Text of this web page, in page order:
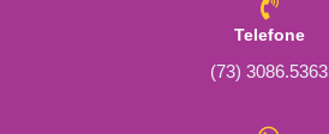
Telefone
(73) 3086.5363